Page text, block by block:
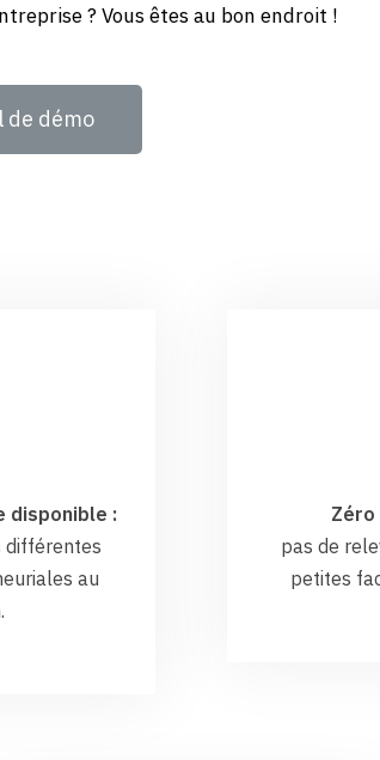
? Vous êtes au bon endroit !
de démo
disponible :
différentes
au
Zéro
pas de
petites